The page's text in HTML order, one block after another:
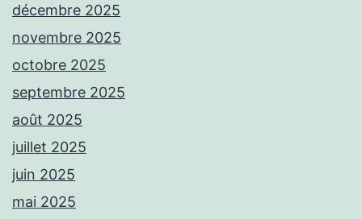
décembre 2025
novembre 2025
octobre 2025
septembre 2025
août 2025
juillet 2025
juin 2025
mai 2025